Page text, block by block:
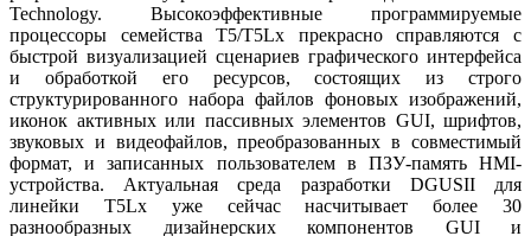
Technology. Высокоэффективные программируемые
процессоры семейства T5/T5Lx прекрасно справляются с
быстрой визуализацией сценариев графического интерфейса
и обработкой его ресурсов, состоящих из строго
структурированного набора файлов фоновых изображений,
иконок активных или пассивных элементов GUI, шрифтов,
звуковых и видеофайлов, преобразованных в совместимый
формат, и записанных пользователем в ПЗУ-память HMI-
устройства. Актуальная среда разработки DGUSII для
линейки T5Lx уже сейчас насчитывает более 30
разнообразных дизайнерских компонентов GUI и